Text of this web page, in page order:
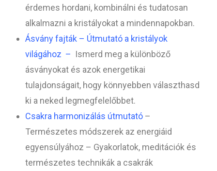
érdemes hordani, kombinálni és tudatosan
alkalmazni a kristályokat a mindennapokban.
Ásvány fajták – Útmutató a kristályok
világához – Ismerd meg a különböző
ásványokat és azok energetikai
tulajdonságait, hogy könnyebben választhasd
ki a neked legmegfelelőbbet.
Csakra harmonizálás útmutató –
Természetes módszerek az energiáid
egyensúlyához – Gyakorlatok, meditációk és
természetes technikák a csakrák